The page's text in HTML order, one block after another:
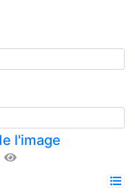
l'image